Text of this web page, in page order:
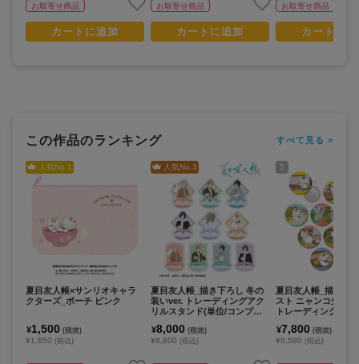
お取寄せ商品
カートに追加
お取寄せ商品
カートに追加
お取寄せ商品
カートに
この作品のランキング すべて見る >
人気No.1
夏目友人帳×サンリオキャラ
クターズ_ポーチ ピンク
¥1,500 (税抜)
¥1,650 (税込)
人気No.3
夏目友人帳_描き下ろし 冬の
装いver. トレーディングアク
リルスタンド(単位/コンプリ
¥8,000 (税抜)
¥8,800 (税込)
5
夏目友人帳_描き下
スト ニャンコ先生
トレーディング缶ミ
12パック⼊り】
¥7,800 (税抜)
¥8,580 (税込)